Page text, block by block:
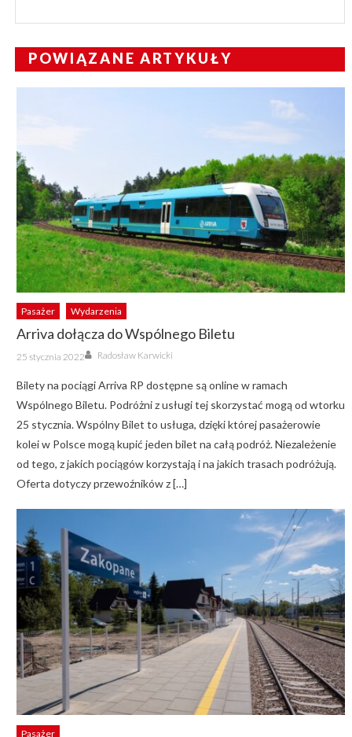
POWIĄZANE ARTYKUŁY
Pasażer Wydarzenia
Arriva dołącza do Wspólnego Biletu
Posted
on
25 stycznia 2022 Author
Radosław Karwicki
Bilety na pociągi Arriva RP dostępne są online w ramach
Wspólnego Biletu. Podróżni z usługi tej skorzystać mogą od wtorku
25 stycznia. Wspólny Bilet to usługa, dzięki której pasażerowie
kolei w Polsce mogą kupić jeden bilet na całą podróż. Niezależenie
od tego, z jakich pociągów korzystają i na jakich trasach podróżują.
Oferta dotyczy przewoźników z […]
Pasażer